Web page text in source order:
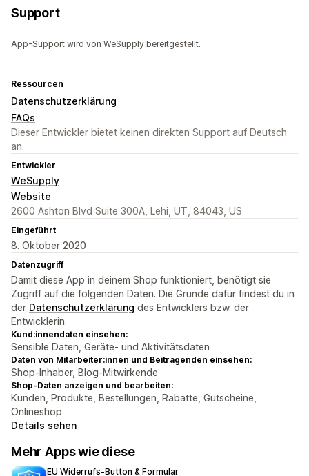
Support
App-Support wird von WeSupply bereitgestellt.
Ressourcen
Datenschutzerklärung
FAQs
Dieser Entwickler bietet keinen direkten Support auf Deutsch
an.
Entwickler
WeSupply
Website
2600 Ashton Blvd Suite 300A, Lehi, UT, 84043, US
Eingeführt
8. Oktober 2020
Datenzugriff
Damit diese App in deinem Shop funktioniert, benötigt sie
Zugriff auf die folgenden Daten. Die Gründe dafür findest du in
der Datenschutzerklärung des Entwicklers bzw. der
Entwicklerin.
Kund:innendaten einsehen:
Sensible Daten, Geräte- und Aktivitätsdaten
Daten von Mitarbeiter:innen und Beitragenden einsehen:
Shop-Inhaber, Blog-Mitwirkende
Shop-Daten anzeigen und bearbeiten:
Kunden, Produkte, Bestellungen, Rabatte, Gutscheine,
Onlineshop
Details sehen
Mehr Apps wie diese
EU Widerrufs‑Button & Formular